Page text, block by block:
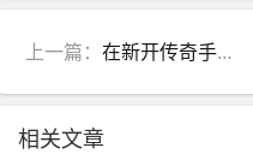
上一篇： 在新开传奇手游中很难找到可靠的朋友
相关文章